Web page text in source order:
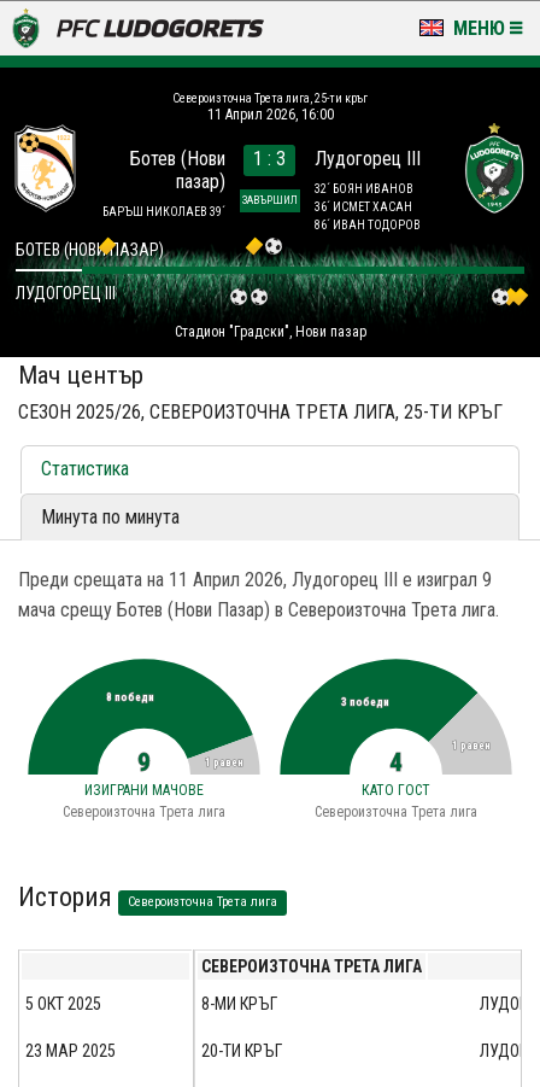
МЕНЮ
LUDOGORETS TV
НА ТЕРЕНА
СТАДИОН & БАЗИ
КЛУБ
ЗА ФЕНОВЕ
Североизточна Трета лига, 25-ти кръг
11 Април 2026, 16:00
Ботев (Нови
пазар)
БАРЪШ НИКОЛАЕВ 39´
1 : 3
ЗАВЪРШИЛ
Лудогорец III
32´ БОЯН ИВАНОВ
36´ ИСМЕТ ХАСАН
86´ ИВАН ТОДОРОВ
Стадион "Градски", Нови пазар
БОТЕВ (НОВИ ПАЗАР)
ЛУДОГОРЕЦ III
Мач център
СЕЗОН 2025/26, СЕВЕРОИЗТОЧНА ТРЕТА ЛИГА, 25-ТИ КРЪГ
Статистика
Минута по минута
Преди срещата на 11 Април 2026, Лудогорец III е изиграл 9
мача срещу Ботев (Нови Пазар) в Североизточна Трета лига.
8 победи
1 равен
9
ИЗИГРАНИ МАЧОВЕ
Североизточна Трета лига
3 победи
1 равен
4
КАТО ГОСТ
Североизточна Трета лига
История Североизточна Трета лига
СЕВЕРОИЗТОЧНА ТРЕТА ЛИГА
8-МИ КРЪГ
20-ТИ КРЪГ
5 ОКТ 2025
23 МАР 2025